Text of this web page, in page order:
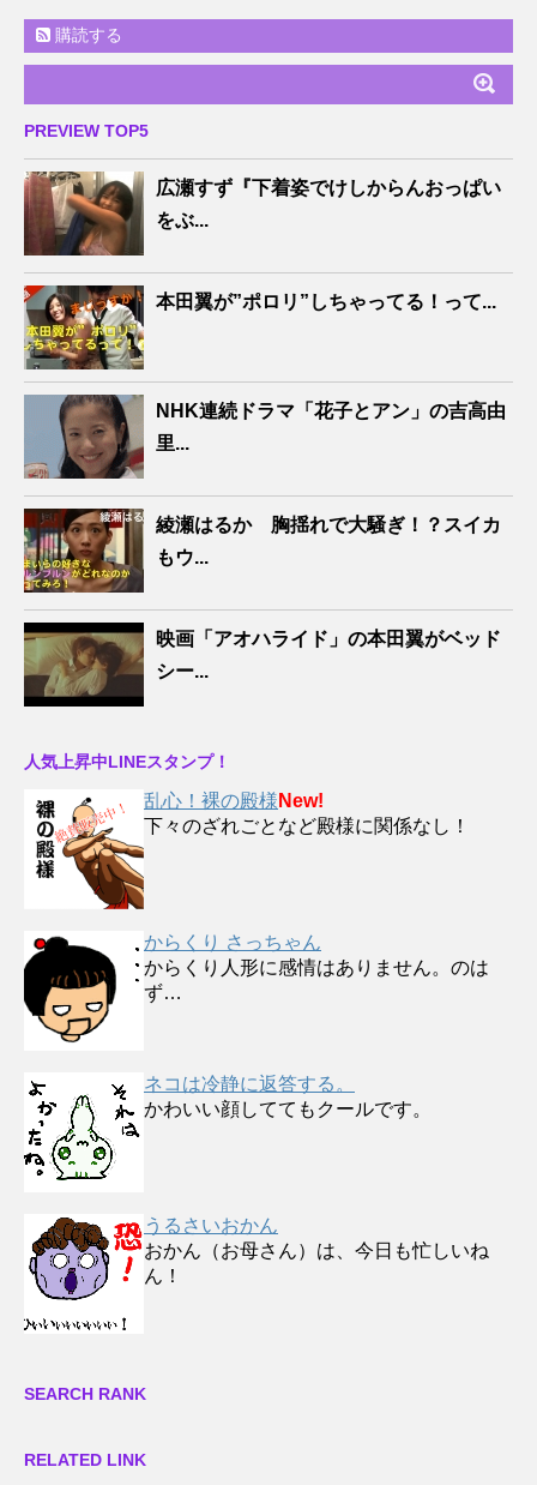
購読する
PREVIEW TOP5
広瀬すず『下着姿でけしからんおっぱい
をぶ...
本田翼が”ポロリ”しちゃってる！って...
NHK連続ドラマ「花子とアン」の吉高由
里...
綾瀬はるか 胸揺れで大騒ぎ！？スイカ
もウ...
映画「アオハライド」の本田翼がベッド
シー...
人気上昇中LINEスタンプ！
乱心！裸の殿様 New!
下々のざれごとなど殿様に関係なし！
からくり さっちゃん
からくり人形に感情はありません。のは
ず…
ネコは冷静に返答する。
かわいい顔しててもクールです。
うるさいおかん
おかん（お母さん）は、今日も忙しいね
ん！
SEARCH RANK
RELATED LINK